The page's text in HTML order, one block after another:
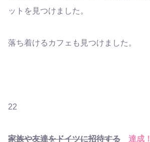
ットを見つけました。
落ち着けるカフェも見つけました。
22
家族や友達をドイツに招待する 達成！